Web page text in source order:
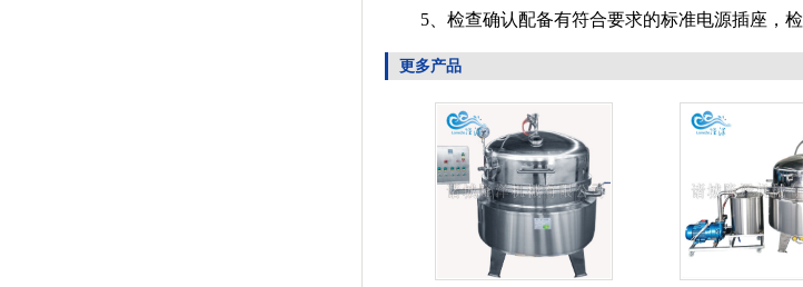
5、检查确认配备有符合要求的标准电源插座，检
更多产品